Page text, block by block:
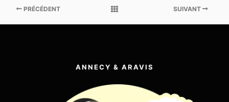
PRÉCÉDENT SUIVANT
ANNECY & ARAVIS